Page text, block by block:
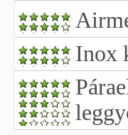
Inox